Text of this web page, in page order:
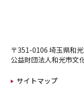
〒351-0106 埼玉県和
公益財団法人和光市文
サイトマップ